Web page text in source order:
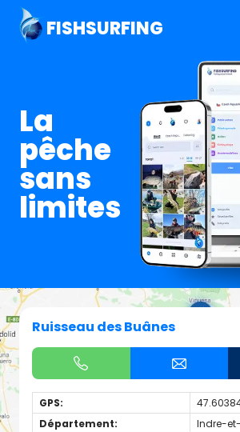
FISHSURFING
La
pêche
sans
limites
Ruisseau des Buânes
GPS:
Département:
Indre-